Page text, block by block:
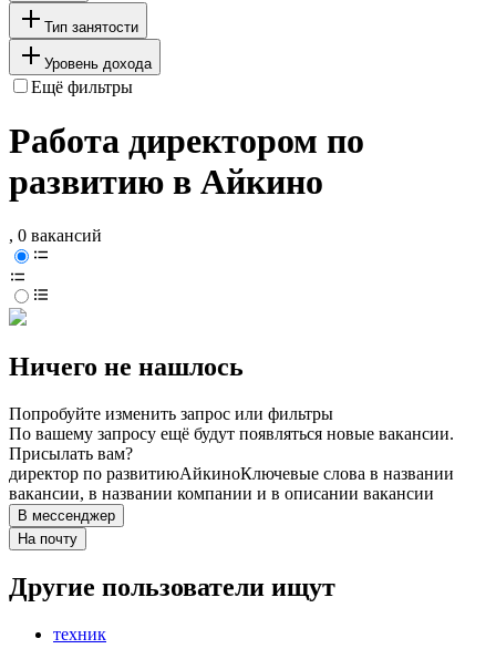
Тип занятости
Уровень дохода
Ещё фильтры
Работа директором по
развитию в Айкино
, 0 вакансий
Ничего не нашлось
Попробуйте изменить запрос или фильтры
По вашему запросу ещё будут появляться новые вакансии.
Присылать вам?
директор по развитиюАйкиноКлючевые слова в названии
вакансии, в названии компании и в описании вакансии
В мессенджер
На почту
Другие пользователи ищут
техник